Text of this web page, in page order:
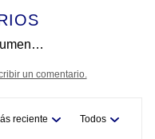
un comentario.
reciente Todos